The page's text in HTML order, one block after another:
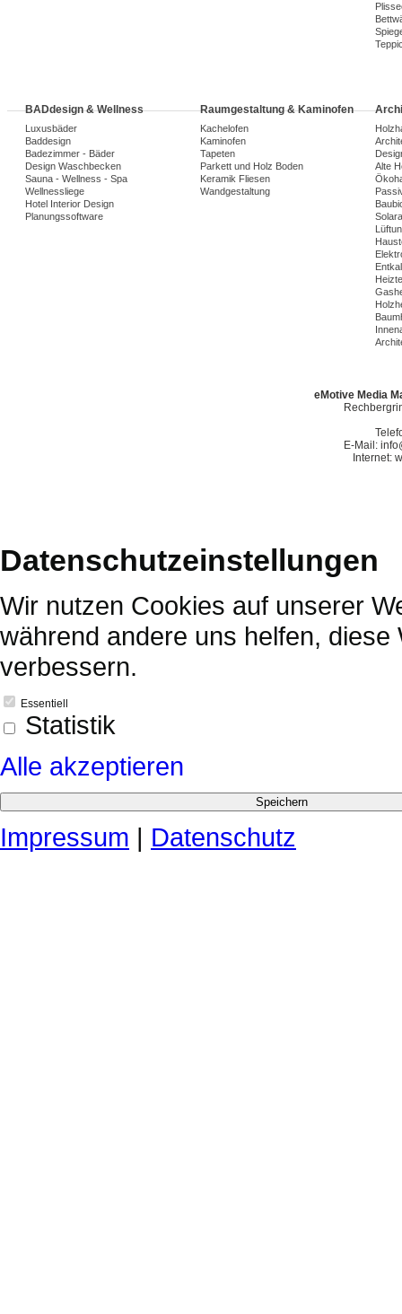
BADdesign & Wellness
Luxusbäder
Baddesign
Badezimmer - Bäder
Design Waschbecken
Sauna - Wellness - Spa
Wellnessliege
Hotel Interior Design
Planungssoftware
Raumgestaltung & Kaminofen
Kachelofen
Kaminofen
Tapeten
Parkett und Holz Boden
Keramik Fliesen
Wandgestaltung
Alte
eMotive Media
E-Mail:
Internet:
Datenschutzeinstellungen
Wir nutzen Cookies auf unserer
während andere uns helfen,
verbessern.
Essentiell
Statistik
Alle akzeptieren
Impressum | Datenschutz